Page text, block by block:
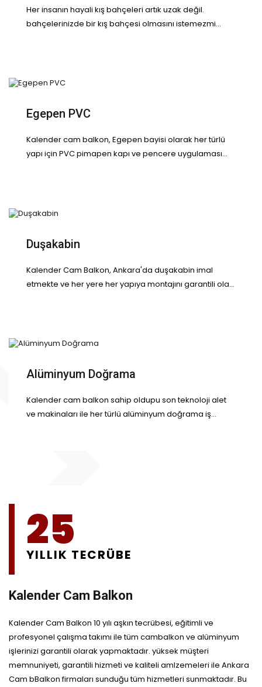
Her insanın hayali kış bahçeleri artık uzak değil.
bahçelerinizde bir kış bahçesi olmasını istemezmi...
Egepen PVC
Kalender cam balkon, Egepen bayisi olarak her türlü
yapı için PVC pimapen kapı ve pencere uygulaması...
Duşakabin
Kalender Cam Balkon, Ankara'da duşakabin imal
etmekte ve her yere her yapıya montajını garantili ola...
Alüminyum Doğrama
Kalender cam balkon sahip oldupu son teknoloji alet
ve makinaları ile her türlü alüminyum doğrama iş...
25
YILLIK TECRÜBE
Kalender Cam Balkon
Kalender Cam Balkon 10 yılı aşkın tecrübesi, eğitimli ve
profesyonel çalışma takımı ile tüm cambalkon ve alüminyum
işlerinizi garantili olarak yapmaktadır. yüksek müşteri
memnuniyeti, garantili hizmeti ve kaliteli amlzemeleri ile Ankara
Cam bBalkon firmaları sunduğu tüm hizmetleri sunmaktadır. Bu